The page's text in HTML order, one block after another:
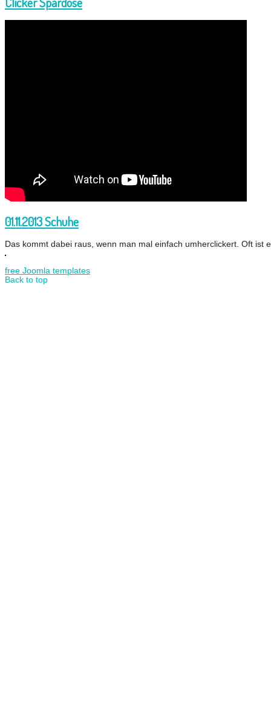
01.11.2013 Schuhe
Das kommt dabei raus, wenn man mal einfach umherclickert. Oft
free Joomla templates
Back to top